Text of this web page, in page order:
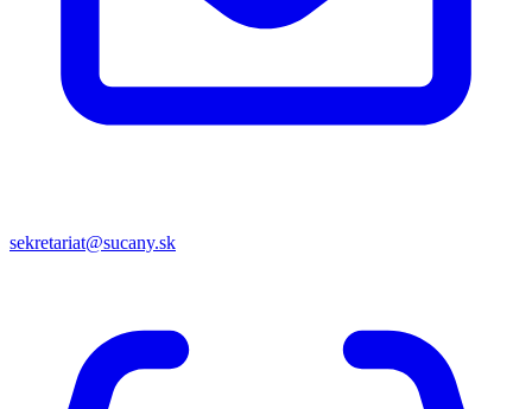
sekretariat@sucany.sk